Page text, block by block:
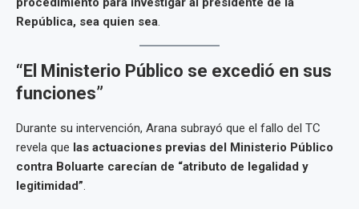
República, sea quien sea.
“El Ministerio Público se excedió en sus
funciones”
Durante su intervención, Arana subrayó que el fallo del TC
revela que las actuaciones previas del Ministerio Público
contra Boluarte carecían de “atributo de legalidad y
legitimidad”.